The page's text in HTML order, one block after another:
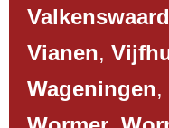
Valkenswaard
Vianen,
Wageningen,